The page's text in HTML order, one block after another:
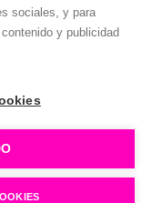
sociales, y para
y publicidad